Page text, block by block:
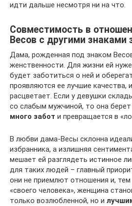
идти дальше несмотря ни на что.
Совместимость в
Весов с другими знаками
Дама, рожденная под знаком
женственности. Для жизни ей
будет заботиться о ней и
проявляются ее лучшие качества,
расцветает. Если у девушки
со слабым мужчиной, то она берет
много забот и превращается в
В любви дама-Весы склонна
избранника, а излишняя
мешает ей разглядеть истинное
для таких людей – главный
они не приемлют отношения и,
«своего человека», женщина
только возлюбленной, но и